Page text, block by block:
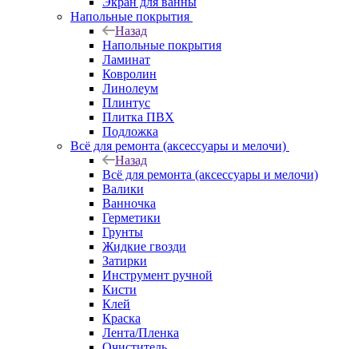
Напольные покрытия
Назад
Напольные покрытия
Ламинат
Ковролин
Линолеум
Плинтус
Плитка ПВХ
Подложка
Всё для ремонта (аксессуары и мелочи)
Назад
Всё для ремонта (аксессуары и мелочи)
Валики
Ванночка
Герметики
Грунты
Жидкие гвозди
Затирки
Инструмент ручной
Кисти
Клей
Краска
Лента/Пленка